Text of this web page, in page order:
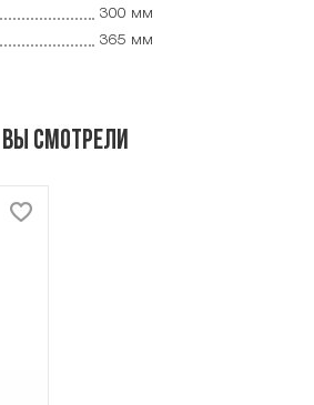
300 мм
365 мм
Вы смотрели